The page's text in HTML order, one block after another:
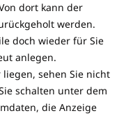
dort kann der
werden.
doch wieder für Sie
anlegen.
sehen Sie nicht
schalten unter dem
die Anzeige